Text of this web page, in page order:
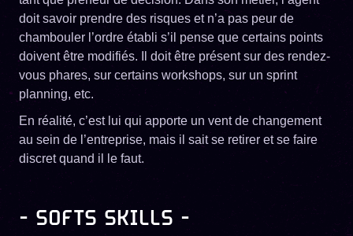
doit savoir prendre des risques et n’a pas peur de
chambouler l’ordre établi s’il pense que certains points
doivent être modifiés. Il doit être présent sur des rendez-
vous phares, sur certains workshops, sur un sprint
planning, etc.
En réalité, c’est lui qui apporte un vent de changement
au sein de l’entreprise, mais il sait se retirer et se faire
discret quand il le faut.
- SOFTS SKILLS -